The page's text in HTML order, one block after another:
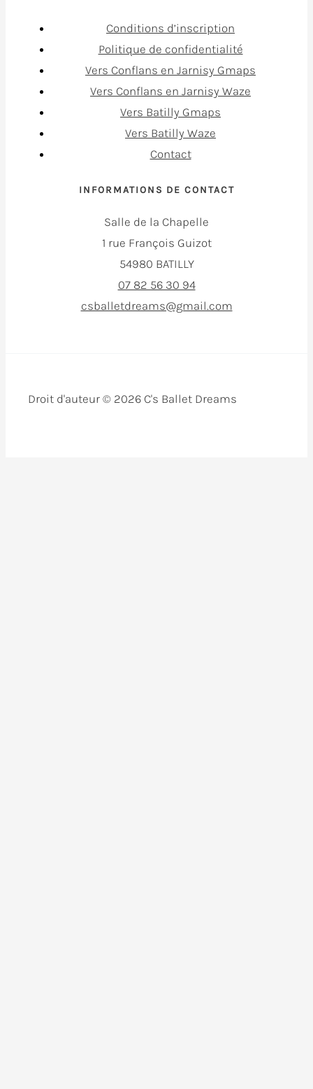
Conditions d’inscription
Politique de confidentialité
Vers Conflans en Jarnisy Gmaps
Vers Conflans en Jarnisy Waze
Vers Batilly Gmaps
Vers Batilly Waze
Contact
INFORMATIONS DE CONTACT
Salle de la Chapelle
1 rue François Guizot
54980 BATILLY
07 82 56 30 94
csballetdreams@gmail.com
Droit d'auteur © 2026 C's Ballet Dreams